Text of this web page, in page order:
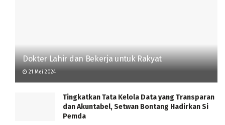
Dokter Lahir dan Bekerja untuk Rakyat
21 Mei 2024
Tingkatkan Tata Kelola Data yang Transparan
dan Akuntabel, Setwan Bontang Hadirkan Si
Pemda